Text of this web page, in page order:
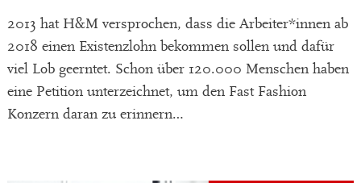
2013 hat H&M versprochen, dass die Arbeiter*innen ab
2018 einen Existenzlohn bekommen sollen und dafür
viel Lob geerntet. Schon über 120.000 Menschen haben
eine Petition unterzeichnet, um den Fast Fashion
Konzern daran zu erinnern…